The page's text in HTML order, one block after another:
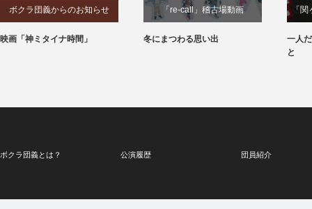
ボクラ団義からのお知らせ
映画「神ミタイナ時間」
「re-call」稽古場動画
冬にまつわる思い出
「
一人
と
ボクラ団義とは？ 公演履歴 団員紹介